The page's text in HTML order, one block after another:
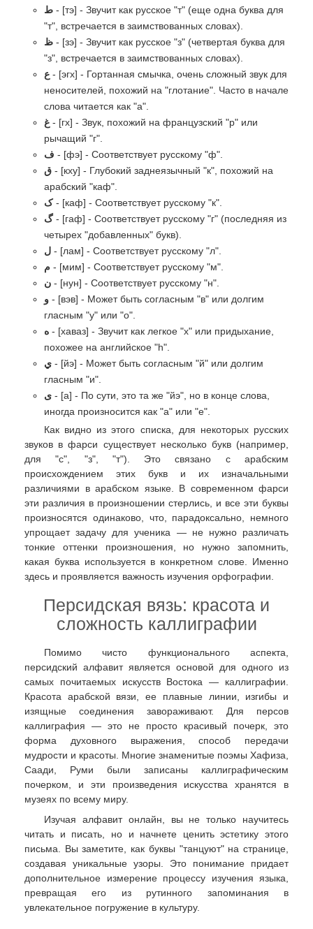
ط - [тэ] - Звучит как русское "т" (еще одна буква для
"т", встречается в заимствованных словах).
ظ - [зэ] - Звучит как русское "з" (четвертая буква для
"з", встречается в заимствованных словах).
ع - [эгх] - Гортанная смычка, очень сложный звук для
неносителей, похожий на "глотание". Часто в начале
слова читается как "а".
غ - [гх] - Звук, похожий на французский "р" или
рычащий "г".
ف - [фэ] - Соответствует русскому "ф".
ق - [кху] - Глубокий заднеязычный "к", похожий на
арабский "каф".
ک - [каф] - Соответствует русскому "к".
گ - [гаф] - Соответствует русскому "г" (последняя из
четырех "добавленных" букв).
ل - [лам] - Соответствует русскому "л".
م - [мим] - Соответствует русскому "м".
ن - [нун] - Соответствует русскому "н".
و - [вэв] - Может быть согласным "в" или долгим
гласным "у" или "о".
ه - [хаваз] - Звучит как легкое "х" или придыхание,
похожее на английское "h".
ي - [йэ] - Может быть согласным "й" или долгим
гласным "и".
ی - [а] - По сути, это та же "йэ", но в конце слова,
иногда произносится как "а" или "е".
Как видно из этого списка, для некоторых русских
звуков в фарси существует несколько букв (например,
для "с", "з", "т"). Это связано с арабским
происхождением этих букв и их изначальными
различиями в арабском языке. В современном фарси
эти различия в произношении стерлись, и все эти буквы
произносятся одинаково, что, парадоксально, немного
упрощает задачу для ученика — не нужно различать
тонкие оттенки произношения, но нужно запомнить,
какая буква используется в конкретном слове. Именно
здесь и проявляется важность изучения орфографии.
Персидская вязь: красота и
сложность каллиграфии
Помимо чисто функционального аспекта,
персидский алфавит является основой для одного из
самых почитаемых искусств Востока — каллиграфии.
Красота арабской вязи, ее плавные линии, изгибы и
изящные соединения завораживают. Для персов
каллиграфия — это не просто красивый почерк, это
форма духовного выражения, способ передачи
мудрости и красоты. Многие знаменитые поэмы Хафиза,
Саади, Руми были записаны каллиграфическим
почерком, и эти произведения искусства хранятся в
музеях по всему миру.
Изучая алфавит онлайн, вы не только научитесь
читать и писать, но и начнете ценить эстетику этого
письма. Вы заметите, как буквы "танцуют" на странице,
создавая уникальные узоры. Это понимание придает
дополнительное измерение процессу изучения языка,
превращая его из рутинного запоминания в
увлекательное погружение в культуру.